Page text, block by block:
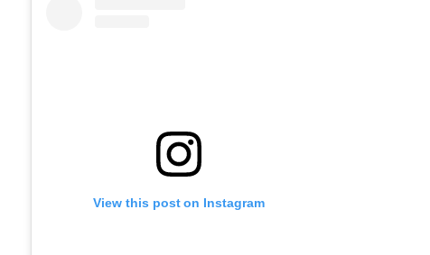
View this post on Instagram